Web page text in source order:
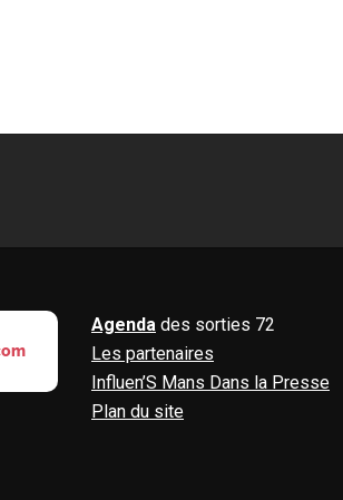
Agenda des sorties 72
Les partenaires
Influen’S Mans Dans la Presse
Plan du site